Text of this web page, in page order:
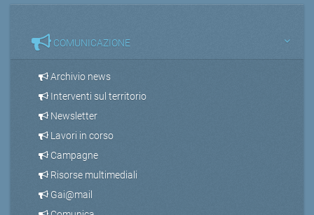
COMUNICAZIONE
Archivio news
Interventi sul territorio
Newsletter
Lavori in corso
Campagne
Risorse multimediali
Gai@mail